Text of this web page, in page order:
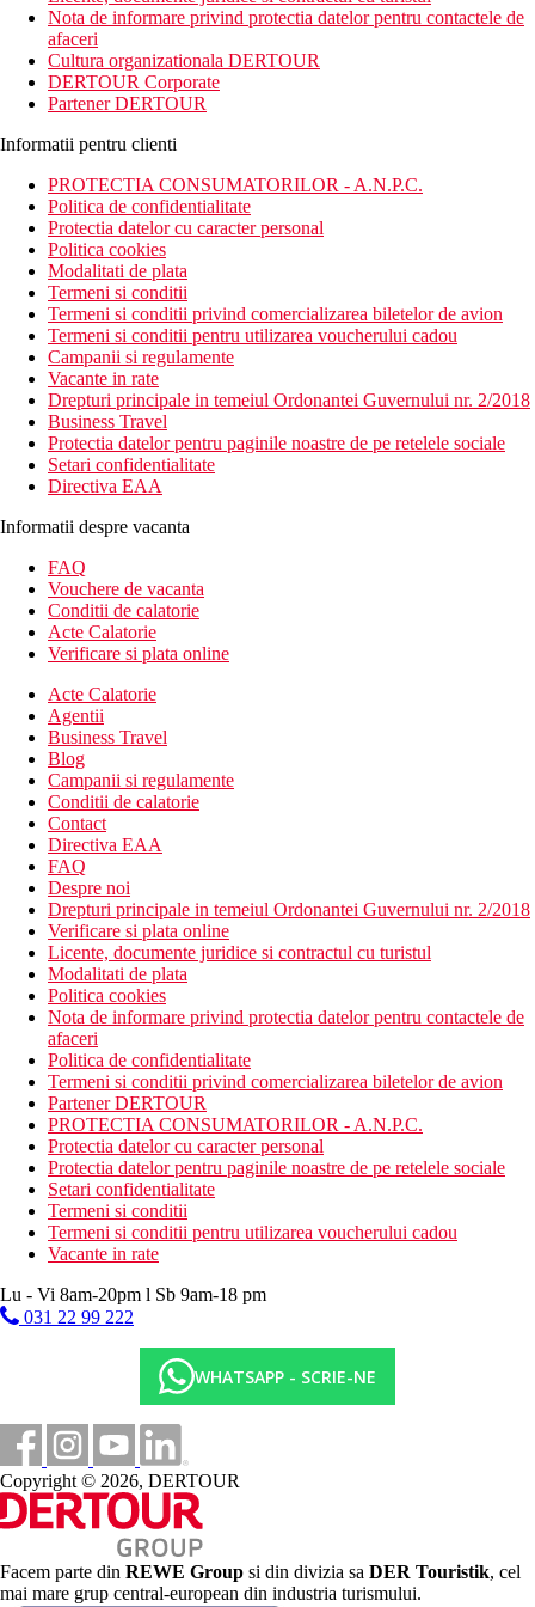
amenajate. Acesta este un hotel destinat tuturor (singuri, familii si
cupluri)
Distanta
situat pe coasta de sud-vest a insulei Cipru
chiar langa plaja
Centrul orasului Paphos este la 2 km
Descrierea camerei
Toate tipurile de camere dispun de:
balcon/terasa
baie cu dus sau cada
uscator de par
aer conditionat
telefon
TV prin satelit
minibar
fierbator
WiFi gratuit
seif
pat twin sau dublu
Descrierea hotelului
Hotelul dispune de:
club pentru copii
sala de fitness
activitati sportive
loc de joaca pentru copii
organizari evenimente
baruri
divertisment
Descrierea plajei
plaja cu nisip si pietris
sezlonguri si umbrele
Activitati sportive gratuite
boccia
volei
piscina
Activitati sportive contra cost
activitati acvatice la plaja
sala de fitness
biliard
wellness
tenis de masa
Dieta
All Inclusive:
Patru restaurante ce servesc toate mesele zilei cu specific
culinar international si local
Trei baruri cu diferite tematici
Categoria oficiala
4 stele
Site web
https://www.leonardo-hotels-cyprus.com/hotels-in-
paphos/leonardo-cypria-bay
131 km
Distanta de cel mai apropiat aeroport
500 m
Magazine
100 m
Distanta pana la plaja
Nota de informare privind protectia datelor pentru contactele de
afaceri
Cultura organizationala DERTOUR
DERTOUR Corporate
Partener DERTOUR
Informatii pentru clienti
PROTECTIA CONSUMATORILOR - A.N.P.C.
Politica de confidentialitate
Protectia datelor cu caracter personal
Politica cookies
Modalitati de plata
Termeni si conditii
Termeni si conditii privind comercializarea biletelor de avion
Termeni si conditii pentru utilizarea voucherului cadou
Campanii si regulamente
Vacante in rate
Drepturi principale in temeiul Ordonantei Guvernului nr. 2/2018
Business Travel
Protectia datelor pentru paginile noastre de pe retelele sociale
Setari confidentialitate
Directiva EAA
Informatii despre vacanta
FAQ
Vouchere de vacanta
Conditii de calatorie
Acte Calatorie
Verificare si plata online
Acte Calatorie
Agentii
Business Travel
Blog
Campanii si regulamente
Conditii de calatorie
Contact
Directiva EAA
FAQ
Despre noi
Drepturi principale in temeiul Ordonantei Guvernului nr. 2/2018
Verificare si plata online
Licente, documente juridice si contractul cu turistul
Modalitati de plata
Politica cookies
Nota de informare privind protectia datelor pentru contactele de
afaceri
Politica de confidentialitate
Termeni si conditii privind comercializarea biletelor de avion
Partener DERTOUR
PROTECTIA CONSUMATORILOR - A.N.P.C.
Protectia datelor cu caracter personal
Protectia datelor pentru paginile noastre de pe retelele sociale
Setari confidentialitate
Termeni si conditii
Termeni si conditii pentru utilizarea voucherului cadou
Vacante in rate
Lu - Vi 8am-20pm l Sb 9am-18 pm
031 22 99 222
WHATSAPP - SCRIE-NE
Copyright © 2026, DERTOUR
Facem parte din REWE Group si din divizia sa DER Touristik, cel
mai mare grup central-european din industria turismului.